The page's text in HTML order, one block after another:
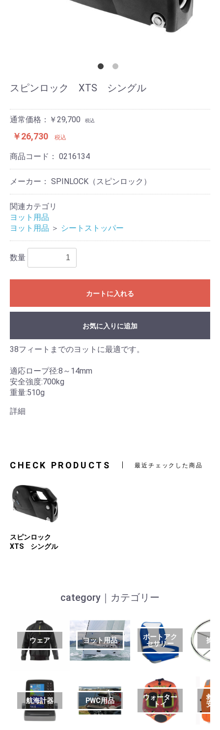
スピンロック XTS シングル
通常価格：￥29,700 税込
￥26,730 税込
商品コード： 0216134
メーカー： SPINLOCK（スピンロック）
関連カテゴリ
ヨット用品
ヨット用品 ＞ シートストッパー
数量
カートに入れる
お気に入りに追加
38フィートまでのヨットに最適です。
適応ロープ径:8～14mm
安全強度:700kg
重量:510g
詳細
CHECK PRODUCTS 最近チェックした商品
スピンロック
XTS シングル
category｜カテゴリー
ウェア ヨット用品
ボートアク
セサリー
操
航海計器 PWC用品
ウォーター
トイ
救
安